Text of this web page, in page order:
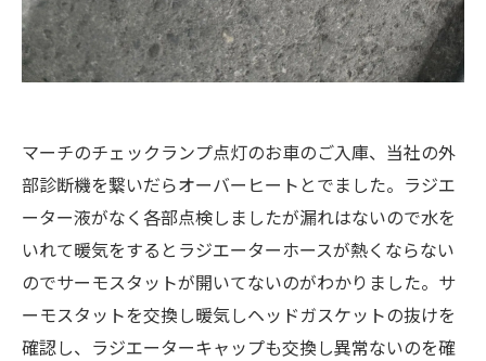
マーチのチェックランプ点灯のお車のご入庫、当社の外
部診断機を繋いだらオーバーヒートとでました。ラジエ
ーター液がなく各部点検しましたが漏れはないので水を
いれて暖気をするとラジエーターホースが熱くならない
のでサーモスタットが開いてないのがわかりました。サ
ーモスタットを交換し暖気しヘッドガスケットの抜けを
確認し、ラジエーターキャップも交換し異常ないのを確